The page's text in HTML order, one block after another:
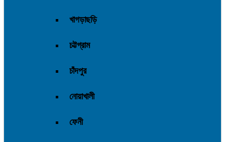
খাগড়াছড়ি
চট্টগ্রাম
চাঁদপুর
নোয়াখালী
ফেনী